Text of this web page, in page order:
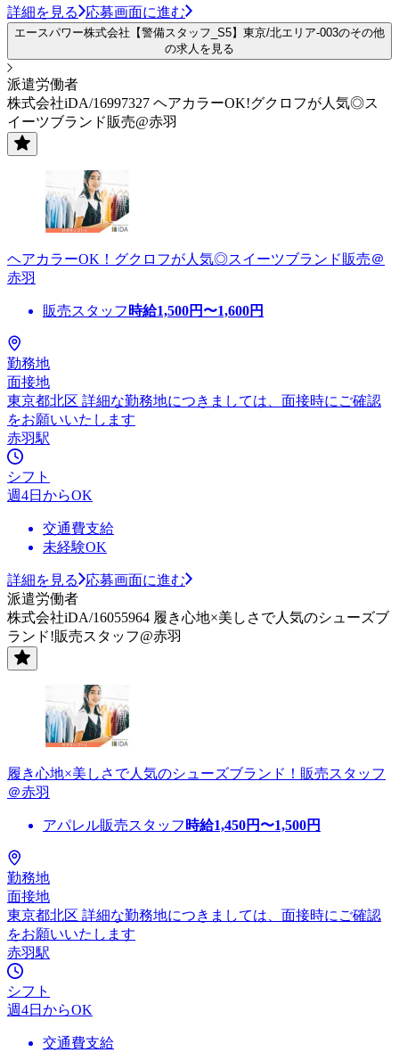
詳細を見る 応募画面に進む
エースパワー株式会社【警備スタッフ_S5】東京/北エリア-003のその他
の求人を見る
派遣労働者
株式会社iDA/16997327 ヘアカラーOK!グクロフが人気◎ス
イーツブランド販売@赤羽
ヘアカラーOK！グクロフが人気◎スイーツブランド販売＠
赤羽
販売スタッフ 時給1,500円〜1,600円
勤務地
面接地
東京都北区 詳細な勤務地につきましては、面接時にご確認
をお願いいたします
赤羽駅
シフト
週4日からOK
交通費支給
未経験OK
詳細を見る
応募画面に進む
派遣労働者
株式会社iDA/16055964 履き心地×美しさで人気のシューズブ
ランド!販売スタッフ@赤羽
履き心地×美しさで人気のシューズブランド！販売スタッフ
＠赤羽
アパレル販売スタッフ 時給1,450円〜1,500円
勤務地
面接地
東京都北区 詳細な勤務地につきましては、面接時にご確認
をお願いいたします
赤羽駅
シフト
週4日からOK
交通費支給